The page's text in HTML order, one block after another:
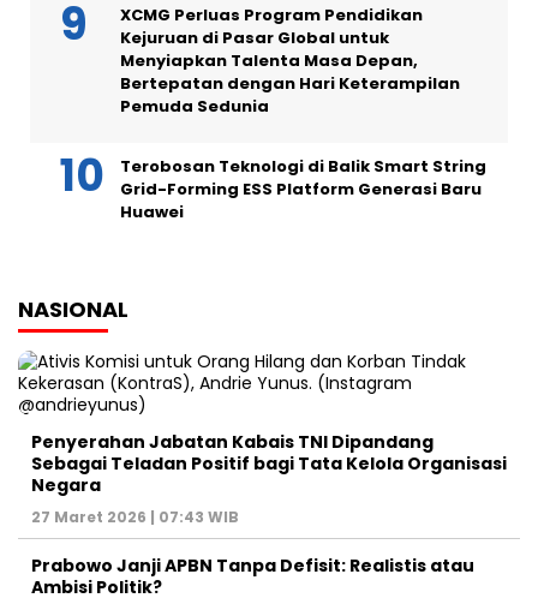
XCMG Perluas Program Pendidikan
Kejuruan di Pasar Global untuk
Menyiapkan Talenta Masa Depan,
Bertepatan dengan Hari Keterampilan
Pemuda Sedunia
Terobosan Teknologi di Balik Smart String
Grid-Forming ESS Platform Generasi Baru
Huawei
NASIONAL
Penyerahan Jabatan Kabais TNI Dipandang
Sebagai Teladan Positif bagi Tata Kelola Organisasi
Negara
27 Maret 2026 | 07:43 WIB
Prabowo Janji APBN Tanpa Defisit: Realistis atau
Ambisi Politik?